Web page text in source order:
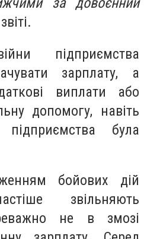
підприємства
зарплату, а
виплати або
допомогу, навіть
була
бойових дій
звільняють
не в змозі